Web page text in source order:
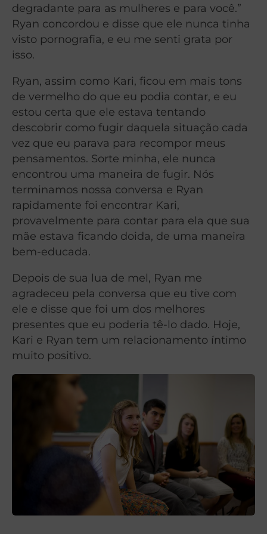
degradante para as mulheres e para você.”
Ryan concordou e disse que ele nunca tinha
visto pornografia, e eu me senti grata por
isso.
Ryan, assim como Kari, ficou em mais tons
de vermelho do que eu podia contar, e eu
estou certa que ele estava tentando
descobrir como fugir daquela situação cada
vez que eu parava para recompor meus
pensamentos. Sorte minha, ele nunca
encontrou uma maneira de fugir. Nós
terminamos nossa conversa e Ryan
rapidamente foi encontrar Kari,
provavelmente para contar para ela que sua
mãe estava ficando doida, de uma maneira
bem-educada.
Depois de sua lua de mel, Ryan me
agradeceu pela conversa que eu tive com
ele e disse que foi um dos melhores
presentes que eu poderia tê-lo dado. Hoje,
Kari e Ryan tem um relacionamento íntimo
muito positivo.